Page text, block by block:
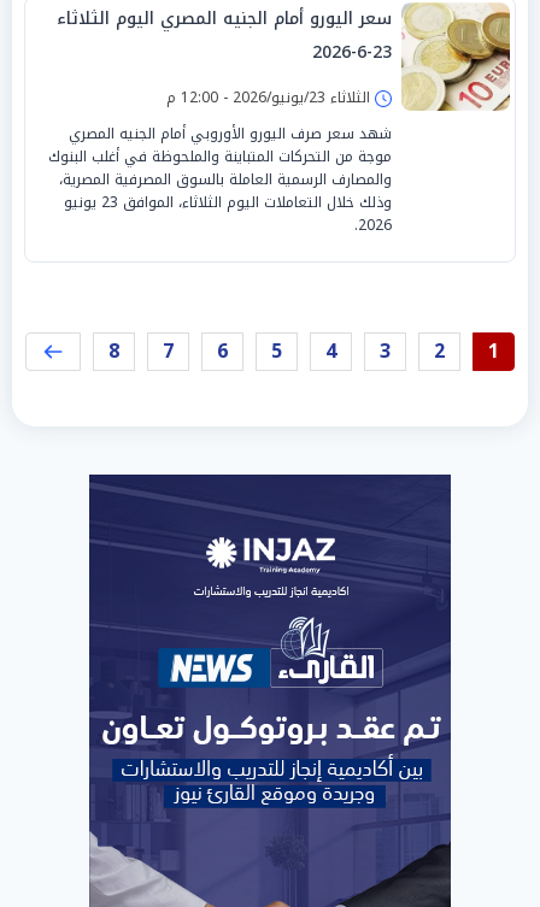
سعر اليورو أمام الجنيه المصري اليوم الثلاثاء
23-6-2026
الثلاثاء 23/يونيو/2026 - 12:00 م
شهد سعر صرف اليورو الأوروبي أمام الجنيه المصري
موجة من التحركات المتباينة والملحوظة في أغلب البنوك
والمصارف الرسمية العاملة بالسوق المصرفية المصرية،
وذلك خلال التعاملات اليوم الثلاثاء، الموافق 23 يونيو
2026.
1
2
3
4
5
6
7
8